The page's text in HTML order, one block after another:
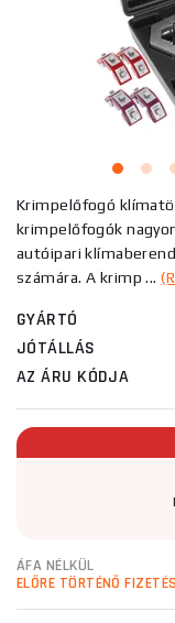
Krimpelőfogó
krimpelőfogók
autóipari
számára. A krimp ...
GYÁRTÓ
JÓTÁLLÁS
AZ ÁRU KÓDJA
ÁFA NÉLKÜL
ELŐRE TÖRTÉNŐ